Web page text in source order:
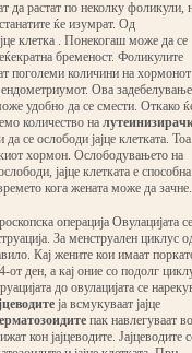
да растат по неколку фоликули,
ќе изумрат. Од
клетка . Понекогаш може да се
бременост. Фоликулите
поголеми количини на хормонот
Ова
удобно да се смести. Откако
количество на
се ослободи јајце клетката. Тоа
хормон. Ослободувањето на
јајце клетката е способна
кога жената може да зачне.
операција Овулацијата се
За менструален циклус
Кај жените кои имаат
от ден, а кај оние со подолг
до овулацијата се
ја всмукуваат јајце
пак навлегуваат во
кон јајцеводите. Јајцеводите